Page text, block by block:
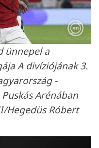
ünnepel a
A divíziójának 3.
-
Arénában
Hegedüs Róbert